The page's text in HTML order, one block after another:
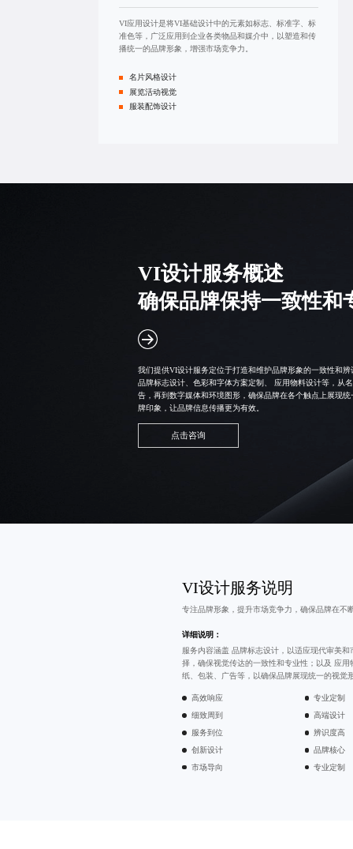
VI应用设计是将VI基础设计中的元素如标志、标准字、标
准色等，广泛应用到企业各类物品和媒介中，以塑造和传
播统一的品牌形象，增强市场竞争力。
名片风格设计
展览活动视觉
服装配饰设计
VI设计服务概述
确保品牌保持一致性和
我们提供VI设计服务定位于打造和维护品牌形象的一致性和
品牌标志设计 、色彩和字体方案定制、 应用物料设计等，从
告，再到数字媒体和环境图形，确保品牌在各个触点上展现
牌印象，让品牌信息传播更为有效。
点击咨询
VI设计服务说明
专注品牌形象，提升市场竞争力，确保品牌在不
详细说明：
服务内容涵盖 品牌标志设计，以适应现代审美和
择，确保视觉传达的一致性和专业性；以及 应用
纸、包装、广告等，以确保品牌展现统一的视觉
高效响应
专业定制
细致周到
高端设计
服务到位
辨识度高
创新设计
品牌核心
市场导向
专业定制